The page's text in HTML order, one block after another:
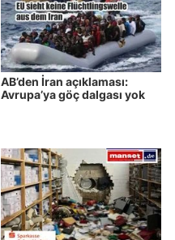
AB’den İran açıklaması:
Avrupa’ya göç dalgası yok